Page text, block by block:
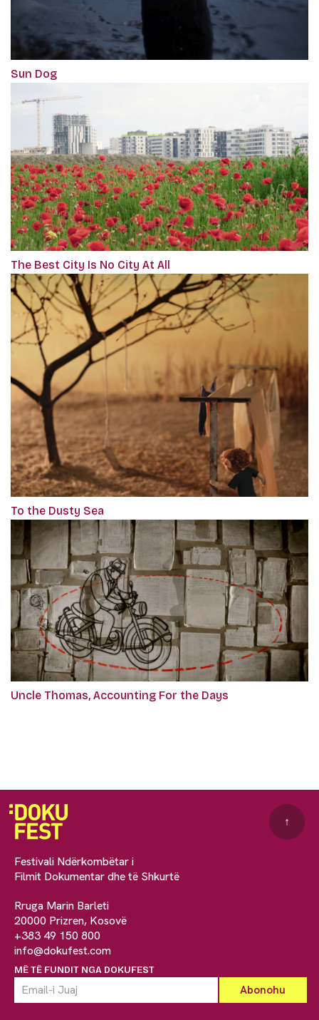
Sun Dog
The Best City Is No City At All
To the Dusty Sea
Uncle Thomas, Accounting For the Days
Festivali Ndërkombëtar i
Filmit Dokumentar dhe të Shkurtë
Rruga Marin Barleti
20000 Prizren, Kosovë
+383 49 150 800
info@dokufest.com
MË TË FUNDIT NGA DOKUFEST
↑